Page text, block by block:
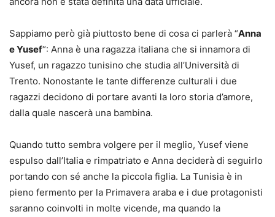
Sappiamo però già piuttosto bene di cosa ci parlerà “Anna
e Yusef“: Anna è una ragazza italiana che si innamora di
Yusef, un ragazzo tunisino che studia all’Università di
Trento. Nonostante le tante differenze culturali i due
ragazzi decidono di portare avanti la loro storia d’amore,
dalla quale nascerà una bambina.
Quando tutto sembra volgere per il meglio, Yusef viene
espulso dall’Italia e rimpatriato e Anna deciderà di seguirlo
portando con sé anche la piccola figlia. La Tunisia è in
pieno fermento per la Primavera araba e i due protagonisti
saranno coinvolti in molte vicende, ma quando la